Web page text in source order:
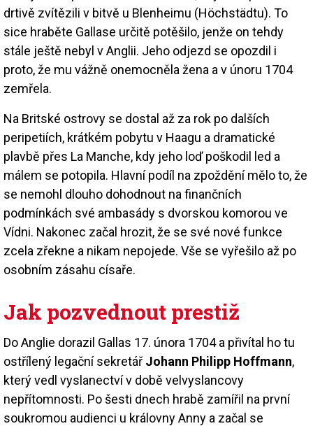
drtivě zvítězili v bitvě u Blenheimu (Höchstädtu). To
sice hraběte Gallase určitě potěšilo, jenže on tehdy
stále ještě nebyl v Anglii. Jeho odjezd se opozdil i
proto, že mu vážně onemocněla žena a v únoru 1704
zemřela.
Na Britské ostrovy se dostal až za rok po dalších
peripetiích, krátkém pobytu v Haagu a dramatické
plavbě přes La Manche, kdy jeho loď poškodil led a
málem se potopila. Hlavní podíl na zpoždění mělo to, že
se nemohl dlouho dohodnout na finančních
podmínkách své ambasády s dvorskou komorou ve
Vídni. Nakonec začal hrozit, že se své nové funkce
zcela zřekne a nikam nepojede. Vše se vyřešilo až po
osobním zásahu císaře.
Jak pozvednout prestiž
Do Anglie dorazil Gallas 17. února 1704 a přivítal ho tu
ostřílený legační sekretář Johann Philipp Hoffmann,
který vedl vyslanectví v době velvyslancovy
nepřítomnosti. Po šesti dnech hrabě zamířil na první
soukromou audienci u královny Anny a začal se